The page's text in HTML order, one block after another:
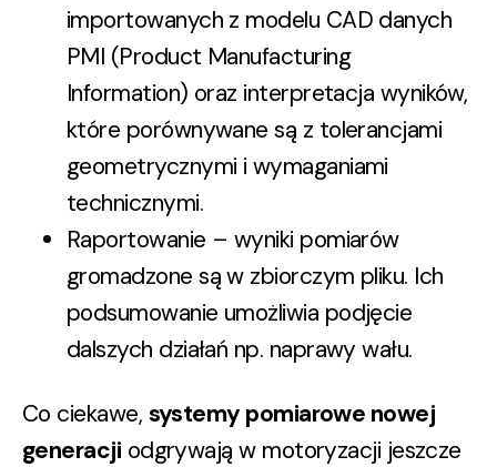
importowanych z modelu CAD danych
PMI (Product Manufacturing
Information) oraz interpretacja wyników,
które porównywane są z tolerancjami
geometrycznymi i wymaganiami
technicznymi.
Raportowanie – wyniki pomiarów
gromadzone są w zbiorczym pliku. Ich
podsumowanie umożliwia podjęcie
dalszych działań np. naprawy wału.
Co ciekawe, systemy pomiarowe nowej
generacji odgrywają w motoryzacji jeszcze